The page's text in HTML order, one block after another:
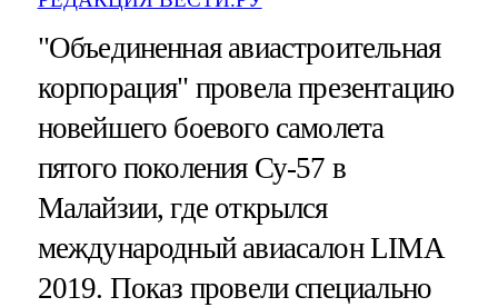
"Объединенная авиастроительная
корпорация" провела презентацию
новейшего боевого самолета
пятого поколения Су-57 в
Малайзии, где открылся
международный авиасалон LIMA
2019. Показ провели специально